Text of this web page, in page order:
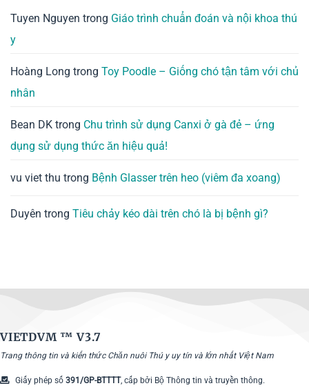
Tuyen Nguyen trong Giáo trình chuẩn đoán và nội khoa thú
y
Hoàng Long trong Toy Poodle – Giống chó tận tâm với chủ
nhân
Bean DK trong Chu trình sử dụng Canxi ở gà đẻ – ứng
dụng sử dụng thức ăn hiệu quả!
vu viet thu trong Bệnh Glasser trên heo (viêm đa xoang)
Duyên trong Tiêu chảy kéo dài trên chó là bị bệnh gì?
VIETDVM ™V3.7
Trang thông tin và kiến thức Chăn nuôi Thú y uy tín và lớn nhất Việt Nam
Giấy phép số 391/GP-BTTTT, cấp bởi Bộ Thông tin và truyền thông.